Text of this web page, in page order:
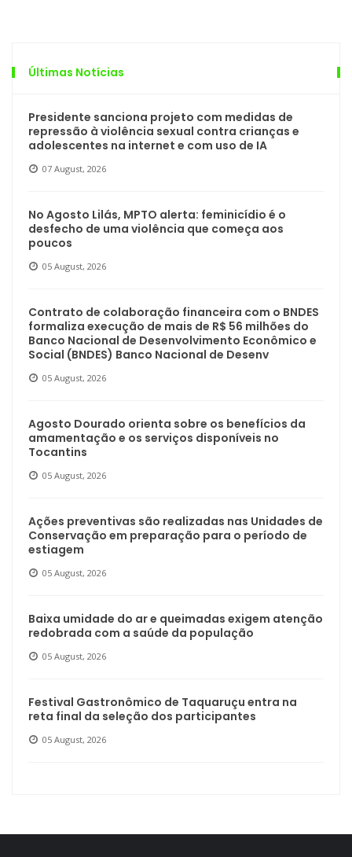
Últimas Notícias
Presidente sanciona projeto com medidas de
repressão à violência sexual contra crianças e
adolescentes na internet e com uso de IA
07 August, 2026
No Agosto Lilás, MPTO alerta: feminicídio é o
desfecho de uma violência que começa aos
poucos
05 August, 2026
Contrato de colaboração financeira com o BNDES
formaliza execução de mais de R$ 56 milhões do
Banco Nacional de Desenvolvimento Econômico e
Social (BNDES) Banco Nacional de Desenv
05 August, 2026
Agosto Dourado orienta sobre os benefícios da
amamentação e os serviços disponíveis no
Tocantins
05 August, 2026
Ações preventivas são realizadas nas Unidades de
Conservação em preparação para o período de
estiagem
05 August, 2026
Baixa umidade do ar e queimadas exigem atenção
redobrada com a saúde da população
05 August, 2026
Festival Gastronômico de Taquaruçu entra na
reta final da seleção dos participantes
05 August, 2026